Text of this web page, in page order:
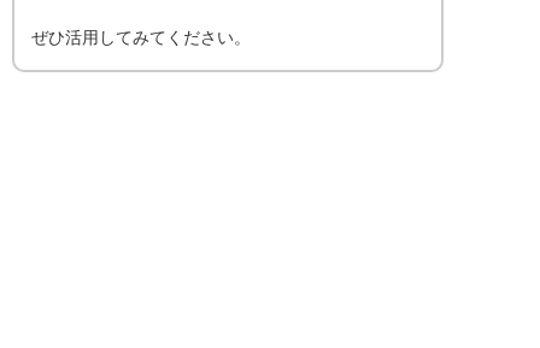
ぜひ活用してみてください。